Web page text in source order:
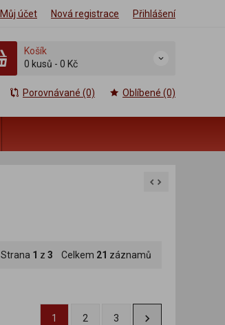
Můj účet Nová registrace Přihlášení
Košík
0 kusů - 0 Kč
Porovnávané (0) Oblíbené (0)
Strana 1 z 3 Celkem 21 záznamů
1 2 3